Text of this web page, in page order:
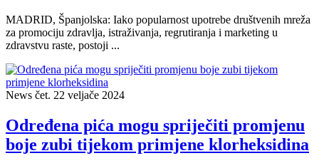
MADRID, Španjolska: Iako popularnost upotrebe društvenih mreža
za promociju zdravlja, istraživanja, regrutiranja i marketing u
zdravstvu raste, postoji ...
News čet. 22 veljače 2024
Određena pića mogu spriječiti promjenu
boje zubi tijekom primjene klorheksidina